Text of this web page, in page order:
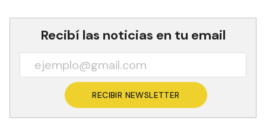
Recibí las noticias en tu email
RECIBIR NEWSLETTER